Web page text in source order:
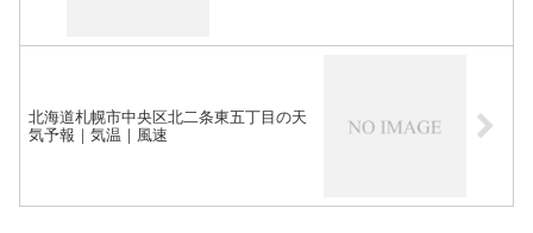
北海道札幌市中央区北二条東五丁目の天
気予報｜気温｜風速